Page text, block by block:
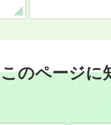
このページに